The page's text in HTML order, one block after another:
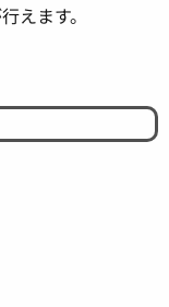
えます。